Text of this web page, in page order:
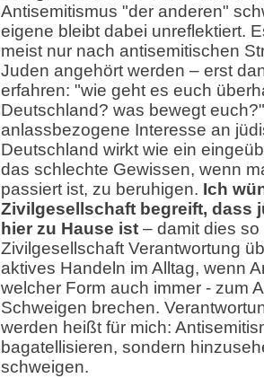
Antisemitismus "der anderen"
eigene bleibt dabei unreflektiert.
meist nur nach antisemitischen
Juden angehört werden – erst
erfahren: "wie geht es euch
Deutschland? was bewegt
anlassbezogene Interesse an
Deutschland wirkt wie ein
das schlechte Gewissen, wenn
passiert ist, zu beruhigen. Ich
Zivilgesellschaft begreift, dass
hier zu Hause ist – damit dies
Zivilgesellschaft Verantwortung
aktives Handeln im Alltag, wenn
welcher Form auch immer - zum
Schweigen brechen.
werden heißt für mich:
bagatellisieren, sondern
schweigen.